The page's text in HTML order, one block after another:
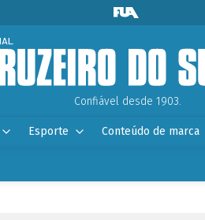
Confiável desde 1903.
Esporte Conteúdo de marca